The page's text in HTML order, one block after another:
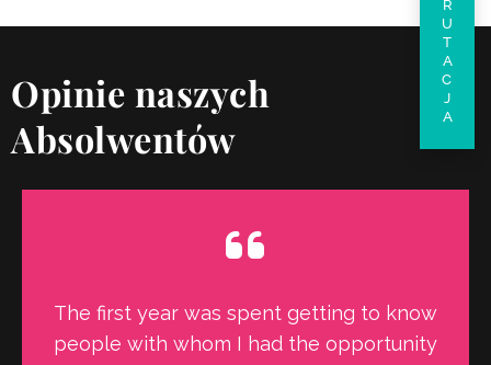
Opinie naszych
Absolwentów
The SPOT Acting School is a place where
every student has the chance to freely